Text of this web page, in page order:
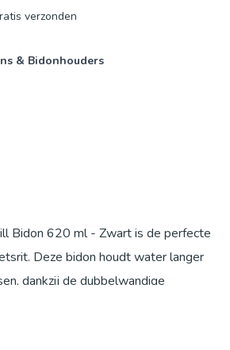
verzonden
& Bidonhouders
Bidon 620 ml - Zwart is de perfecte
Deze bidon houdt water langer
dankzij de dubbelwandige
morsen, terwijl de Jet Valve van